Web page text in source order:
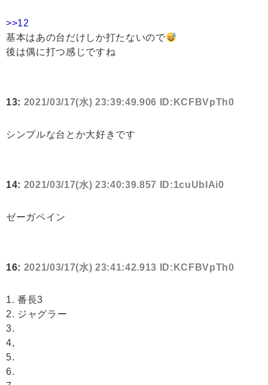
>>12
基本はあの台だけしか打たないので
後は偶に打つ感じですね
13: 2021/03/17(水) 23:39:49.906 ID:KCFBVpTh0
シンプルな台とか大好きです
14: 2021/03/17(水) 23:40:39.857 ID:1cuUbIAi0
ゼーガペイン
16: 2021/03/17(水) 23:41:42.913 ID:KCFBVpTh0
1. 番長3
2. ジャグラー
3.
4,
5.
6.